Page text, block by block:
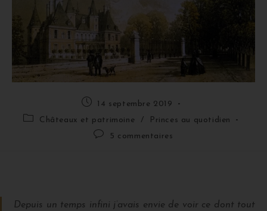
14 septembre 2019
Châteaux et patrimoine
/
Princes au quotidien
5 commentaires
Depuis un temps infini j’avais envie de voir ce dont tout